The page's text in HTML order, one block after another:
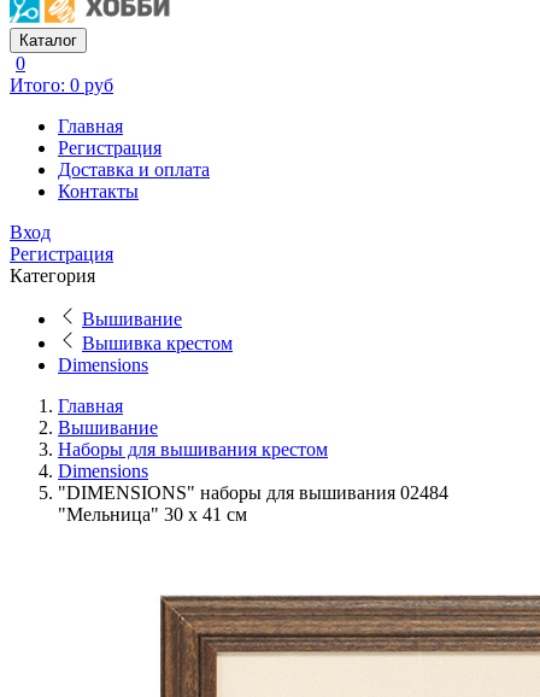
Каталог
0
Итого: 0 руб
Главная
Регистрация
Доставка и оплата
Контакты
Вход
Регистрация
Категория
Вышивание
Вышивка крестом
Dimensions
Главная
Вышивание
Наборы для вышивания крестом
Dimensions
"DIMENSIONS" наборы для вышивания 02484
"Мельница" 30 x 41 см